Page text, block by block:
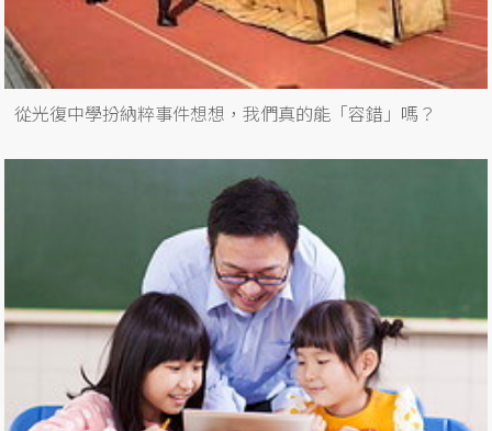
從光復中學扮納粹事件想想，我們真的能「容錯」嗎？